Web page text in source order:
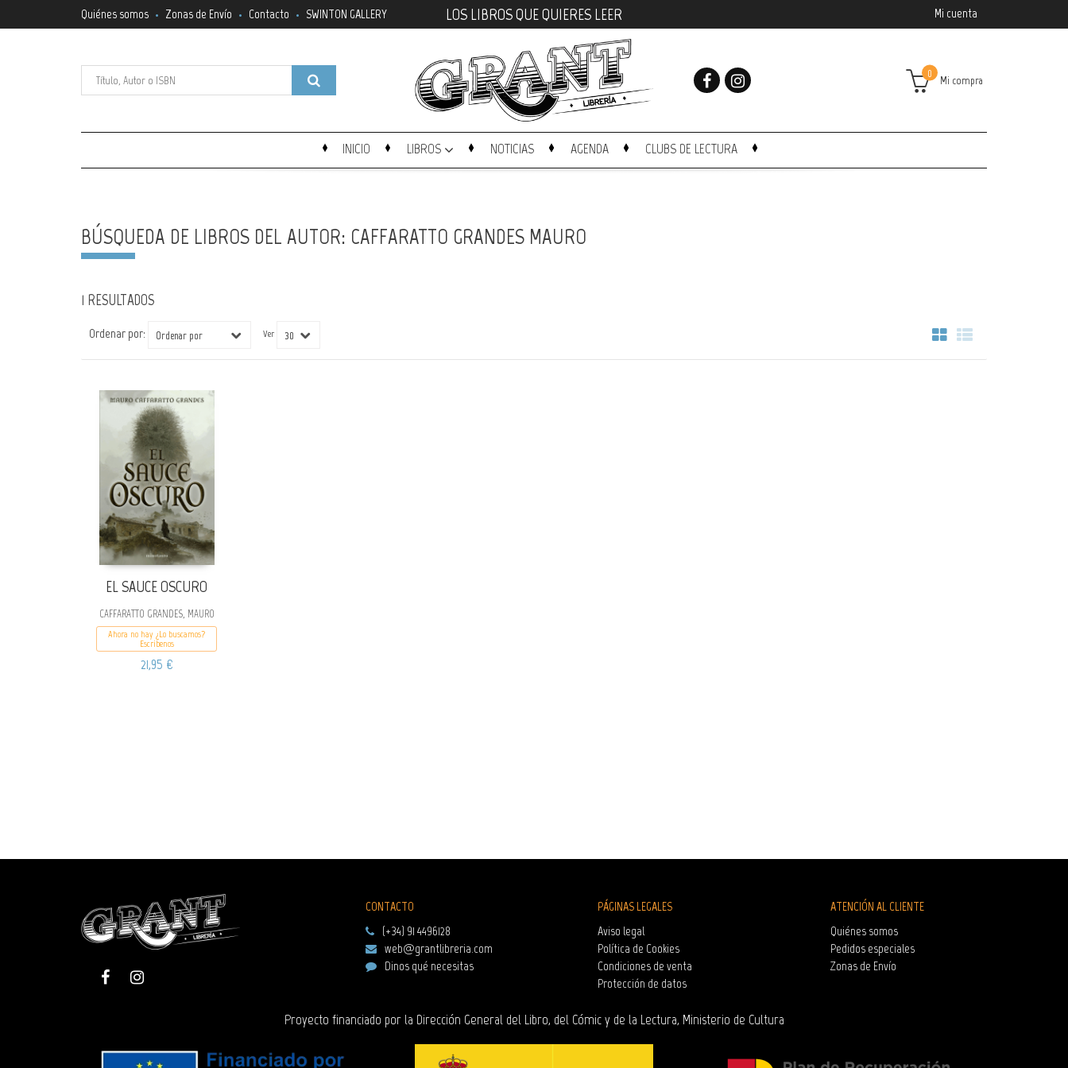
Mi cuenta
Quiénes somos Zonas de Envío Contacto SWINTON GALLERY LOS LIBROS QUE QUIERES LEER
Mi compra
0
INICIO LIBROS NOTICIAS AGENDA CLUBS DE LECTURA
BÚSQUEDA DE LIBROS DEL AUTOR: CAFFARATTO GRANDES MAURO
1 RESULTADOS
Ordenar por: Ver
EL SAUCE OSCURO
CAFFARATTO GRANDES, MAURO
Ahora no hay ¿Lo buscamos?
Escribenos
21,95 €
CONTACTO
(+34) 91 4496128
web@grantlibreria.com
Dinos qué necesitas
PÁGINAS LEGALES
Aviso legal
Política de Cookies
Condiciones de venta
Protección de datos
ATENCIÓN AL CLIENTE
Quiénes somos
Pedidos especiales
Zonas de Envío
Proyecto financiado por la Dirección General del Libro, del Cómic y de la Lectura, Ministerio de Cultura